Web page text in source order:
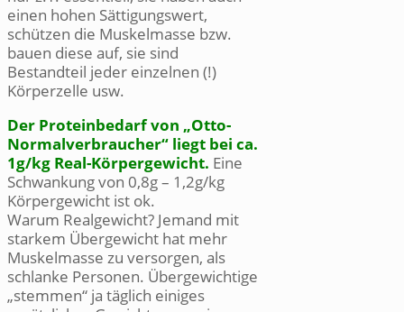
einen hohen Sättigungswert,
schützen die Muskelmasse bzw.
bauen diese auf, sie sind
Bestandteil jeder einzelnen (!)
Körperzelle usw.
Der Proteinbedarf von „Otto-
Normalverbraucher“ liegt bei ca.
1g/kg Real-Körpergewicht. Eine
Schwankung von 0,8g – 1,2g/kg
Körpergewicht ist ok.
Warum Realgewicht? Jemand mit
starkem Übergewicht hat mehr
Muskelmasse zu versorgen, als
schlanke Personen. Übergewichtige
„stemmen“ ja täglich einiges